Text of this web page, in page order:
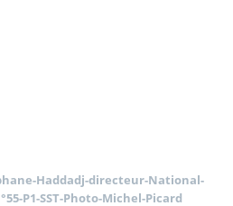
Haddadj-directeur-National-
P1-SST-Photo-Michel-Picard